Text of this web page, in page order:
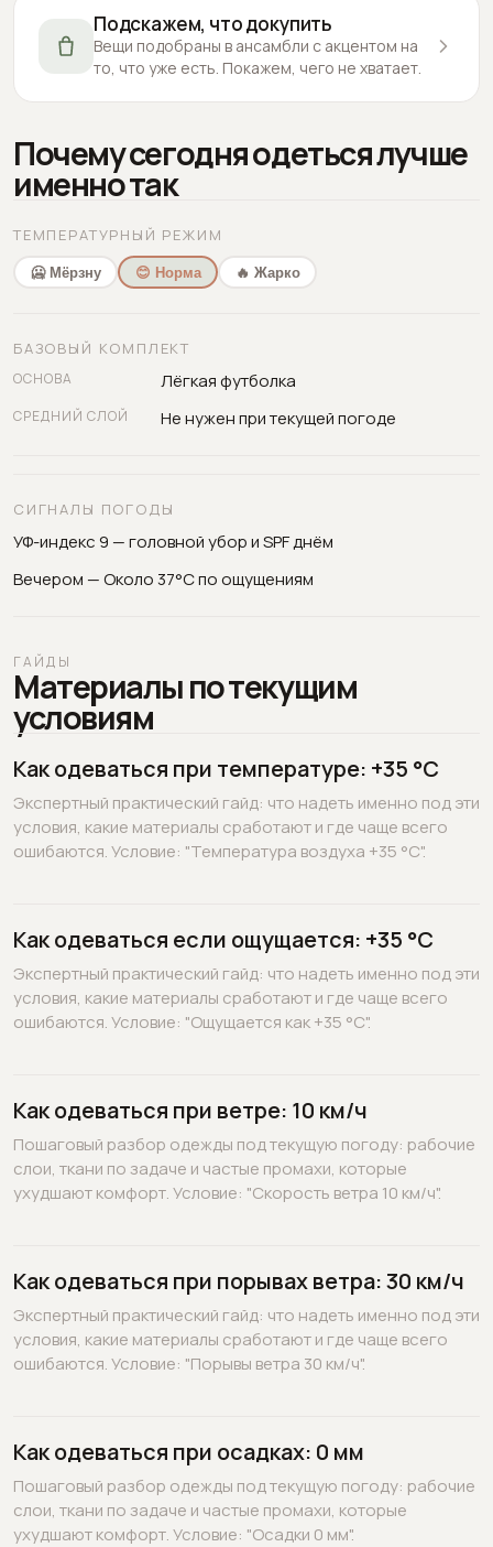
Подскажем, что докупить
Вещи подобраны в ансамбли с акцентом на
то, что уже есть. Покажем, чего не хватает.
Почему сегодня одеться лучше
именно так
ТЕМПЕРАТУРНЫЙ РЕЖИМ
🥶 Мёрзну 😊 Норма 🔥 Жарко
БАЗОВЫЙ КОМПЛЕКТ
ОСНОВА Лёгкая футболка
СРЕДНИЙ СЛОЙ Не нужен при текущей погоде
СИГНАЛЫ ПОГОДЫ
УФ-индекс 9 — головной убор и SPF днём
Вечером — Около 37°C по ощущениям
ГАЙДЫ
Материалы по текущим
условиям
Как одеваться при температуре: +35 °C
Экспертный практический гайд: что надеть именно под эти
условия, какие материалы сработают и где чаще всего
ошибаются. Условие: "Температура воздуха +35 °C".
Как одеваться если ощущается: +35 °C
Экспертный практический гайд: что надеть именно под эти
условия, какие материалы сработают и где чаще всего
ошибаются. Условие: "Ощущается как +35 °C".
Как одеваться при ветре: 10 км/ч
Пошаговый разбор одежды под текущую погоду: рабочие
слои, ткани по задаче и частые промахи, которые
ухудшают комфорт. Условие: "Скорость ветра 10 км/ч".
Как одеваться при порывах ветра: 30 км/ч
Экспертный практический гайд: что надеть именно под эти
условия, какие материалы сработают и где чаще всего
ошибаются. Условие: "Порывы ветра 30 км/ч".
Как одеваться при осадках: 0 мм
Пошаговый разбор одежды под текущую погоду: рабочие
слои, ткани по задаче и частые промахи, которые
ухудшают комфорт. Условие: "Осадки 0 мм".